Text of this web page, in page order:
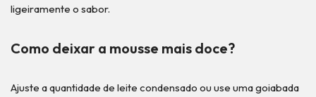
ligeiramente o sabor.
Como deixar a mousse mais doce?
Ajuste a quantidade de leite condensado ou use uma goiabada